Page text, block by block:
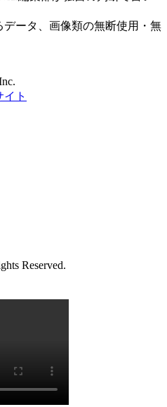
ータ、画像類の無断使用・無
ト
Reserved.